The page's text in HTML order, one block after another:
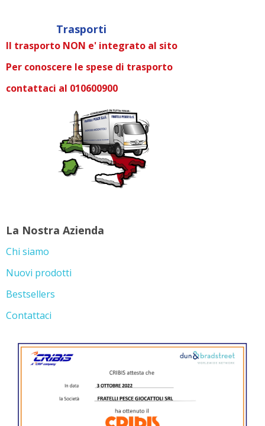
Trasporti
Il trasporto NON e' integrato al sito
Per conoscere le spese di trasporto
contattaci al 010600900
La Nostra Azienda
Chi siamo
Nuovi prodotti
Bestsellers
Contattaci